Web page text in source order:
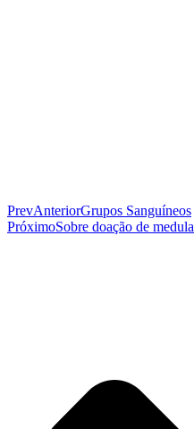
PrevAnteriorGrupos Sanguíneos
PróximoSobre doação de medula